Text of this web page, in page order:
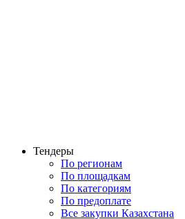
Тендеры
По регионам
По площадкам
По категориям
По предоплате
Все закупки Казахстана